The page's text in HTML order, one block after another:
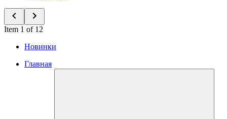
Item 1 of 12
Новинки
Главная